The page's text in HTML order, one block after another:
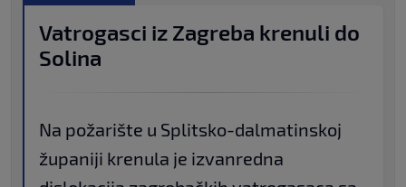
Vatrogasci iz Zagreba krenuli do
Solina
Na požarište u Splitsko-dalmatinskoj
županiji krenula je izvanredna